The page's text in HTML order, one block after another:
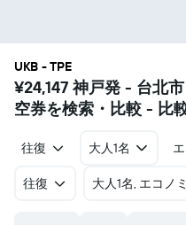
UKB - TPE
¥24,147 神戸発 - 台北
空券を検索・比較 - 比
往復 大人1名
往復 大人1名, エコノ